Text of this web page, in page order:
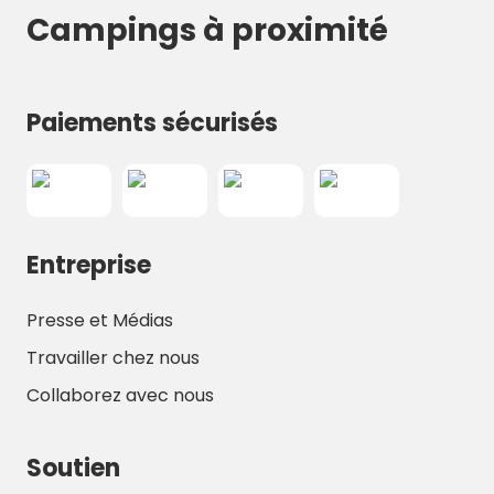
Campings à proximité
Paiements sécurisés
Entreprise
Presse et Médias
Travailler chez nous
Collaborez avec nous
Soutien